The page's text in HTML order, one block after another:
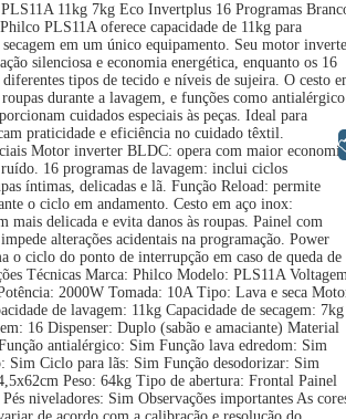
11kg 7kg Eco Invertplus 16 Programas
PLS11A oferece capacidade de 11kg para
em um único equipamento. Seu motor
silenciosa e economia energética, enquanto os 16
diferentes tipos de tecido e níveis de sujeira. O cesto
durante a lavagem, e funções como antialérgico
cuidados especiais às peças. Ideal para
praticidade e eficiência no cuidado têxtil.
Motor inverter BLDC: opera com maior economia
16 programas de lavagem: inclui ciclos
íntimas, delicadas e lã. Função Reload: permite
o ciclo em andamento. Cesto em aço inox:
mais delicada e evita danos às roupas. Painel com
alterações acidentais na programação. Power
o ciclo do ponto de interrupção em caso de queda de
Técnicas Marca: Philco Modelo: PLS11A
2000W Tomada: 10A Tipo: Lava e seca
de lavagem: 11kg Capacidade de secagem: 7kg
16 Dispenser: Duplo (sabão e amaciante) Material
antialérgico: Sim Função lava edredom: Sim
Sim Ciclo para lãs: Sim Função desodorizar: Sim
Peso: 64kg Tipo de abertura: Frontal Painel
niveladores: Sim Observações importantes As
Libras